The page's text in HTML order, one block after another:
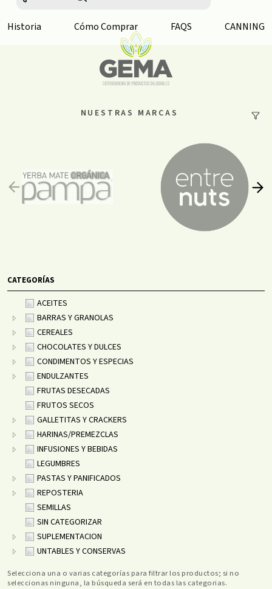
NUESTRAS MARCAS
CATEGORÍAS
ACEITES
BARRAS Y GRANOLAS
CEREALES
CHOCOLATES Y DULCES
CONDIMENTOS Y ESPECIAS
ENDULZANTES
FRUTAS DESECADAS
FRUTOS SECOS
GALLETITAS Y CRACKERS
HARINAS/PREMEZCLAS
INFUSIONES Y BEBIDAS
LEGUMBRES
PASTAS Y PANIFICADOS
REPOSTERIA
SEMILLAS
SIN CATEGORIZAR
SUPLEMENTACION
UNTABLES Y CONSERVAS
Selecciona una o varias categorías para filtrar los productos; si no
seleccionas ninguna, la búsqueda será en todas las categorias.
Historia Cómo Comprar FAQS CANNING